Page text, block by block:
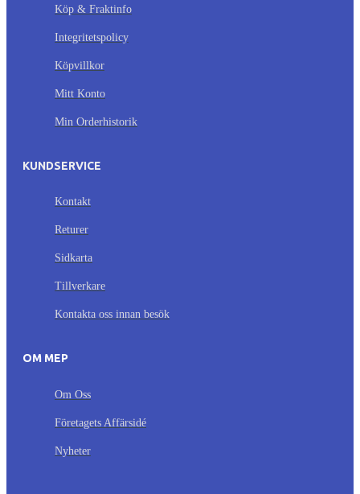
Köp & Fraktinfo
Integritetspolicy
Köpvillkor
Mitt Konto
Min Orderhistorik
KUNDSERVICE
Kontakt
Returer
Sidkarta
Tillverkare
Kontakta oss innan besök
OM MEP
Om Oss
Företagets Affärsidé
Nyheter